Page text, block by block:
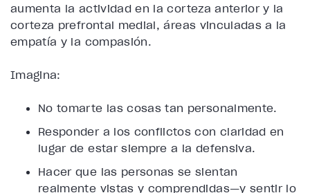
aumenta la actividad en la corteza anterior y la
corteza prefrontal medial, áreas vinculadas a la
empatía y la compasión.
Imagina:
No tomarte las cosas tan personalmente.
Responder a los conflictos con claridad en
lugar de estar siempre a la defensiva.
Hacer que las personas se sientan
realmente vistas y comprendidas—y sentir lo